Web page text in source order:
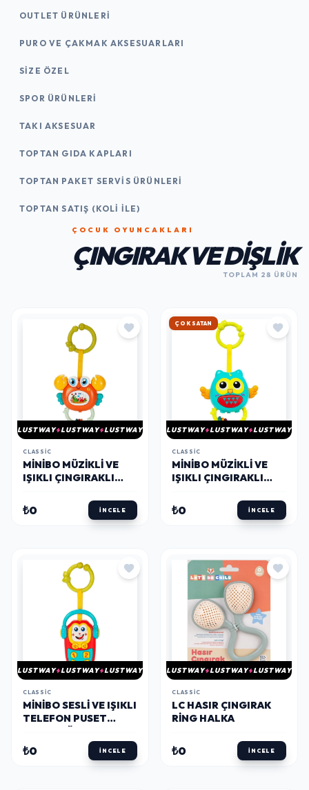
OUTLET ÜRÜNLERI
PURO VE ÇAKMAK AKSESUARLARI
SIZE ÖZEL
SPOR ÜRÜNLERI
TAKI AKSESUAR
TOPTAN GIDA KAPLARI
TOPTAN PAKET SERVIS ÜRÜNLERI
TOPTAN SATIŞ (KOLI İLE)
ÇOCUK OYUNCAKLARI
ÇINGIRAK VE DIŞLIK
TOPLAM 28 ÜRÜN
LUSTWAY LUSTWAY LUSTWAY
CLASSIC
MINIBO MÜZIKLI VE
IŞIKLI ÇINGIRAKLI
OYUNCAĞI
₺0 İNCELE
HIZLI KARGO
LUSTWAY LUSTWAY LUSTWAY
CLASSIC
MINIBO MÜZIKLI VE
IŞIKLI ÇINGIRAKLI
OYUNCAĞI
₺0 İNCELE
LUSTWAY LUSTWAY LUSTWAY
CLASSIC
MINIBO SESLI VE IŞIKLI
TELEFON PUSET
₺0 İNCELE
LUSTWAY LUSTWAY LUSTWAY
CLASSIC
LC HASIR ÇINGIRAK
RING HALKA
₺0 İNCELE